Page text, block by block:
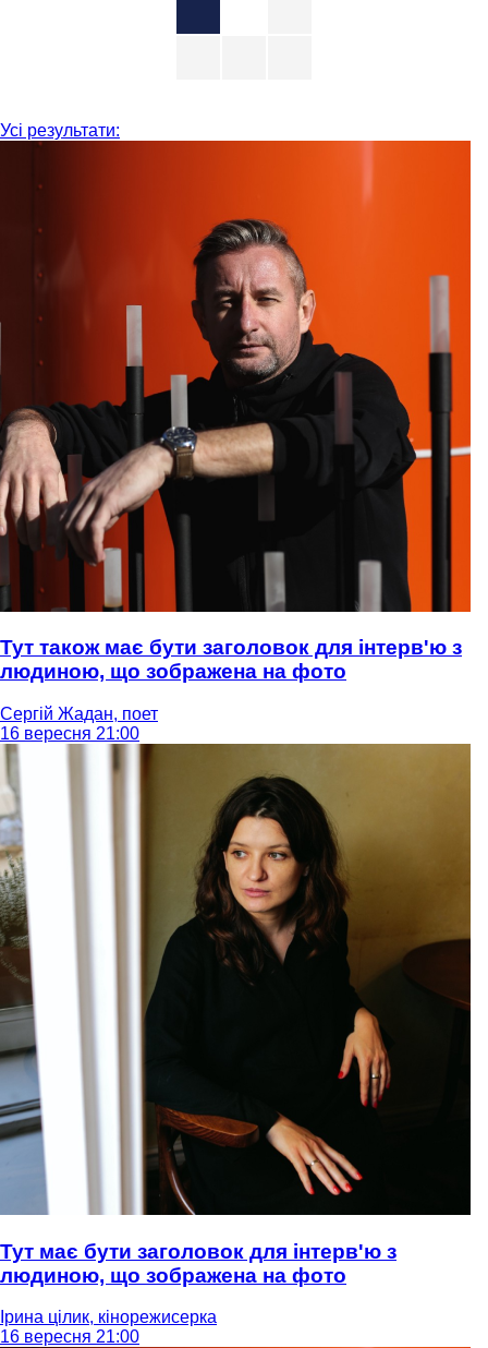
Усі результати:
Тут також має бути заголовок для інтерв'ю з
людиною, що зображена на фото
Сергій Жадан, поет
16 вересня 21:00
Тут має бути заголовок для інтерв'ю з
людиною, що зображена на фото
Ірина цілик, кінорежисерка
16 вересня 21:00